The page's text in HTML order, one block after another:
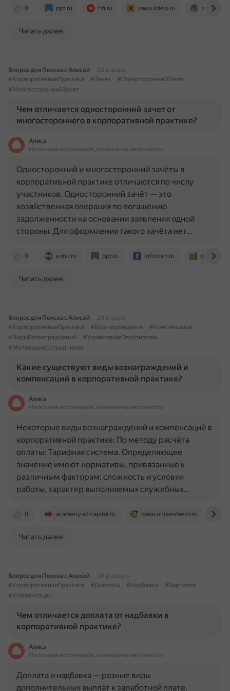
0 ppt.ru hh.ru www.kdelo.ru
Читать далее
Вопрос для Поиска с Алисой
28 января
#КорпоративнаяПрактика
#Зачет
#ОдностороннийЗачет
#МногостороннийЗачет
Чем отличается односторонний зачет от
многостороннего в корпоративной практике?
Алиса
На основе источников, возможны неточности
0 e.rnk.ru ppt.ru infostart.ru
Односторонний и многосторонний зачёты в
корпоративной практике отличаются по числу
участников. Односторонний зачёт — это
хозяйственная операция по погашению
задолженности на основании заявления одной
стороны. Для оформления такого зачёта нет…
Читать далее
Вопрос для Поиска с Алисой
29 апреля
#КорпоративнаяПрактика
#Вознаграждения
#Компенсации
#ВидыВознаграждений
#УправлениеПерсоналом
#МотивацияСотрудников
Какие существуют виды вознаграждений и
компенсаций в корпоративной практике?
Алиса
На основе источников, возможны неточности
0 academy-of-capital.ru www.unisender.com
Некоторые виды вознаграждений и компенсаций в
корпоративной практике: По методу расчёта
оплаты: Тарифная система. Определяющее
значение имеют нормативы, привязанные к
различным факторам: сложность и условия
работы, характер выполняемых служебных…
Читать далее
Вопрос для Поиска с Алисой
20 февраля
#КорпоративнаяПрактика
#Доплаты #Надбавки
#Зарплата
#Компенсации
Чем отличается доплата от надбавки в
корпоративной практике?
Алиса
На основе источников, возможны неточности
Доплата и надбавка — разные виды
дополнительных выплат к заработной плате,